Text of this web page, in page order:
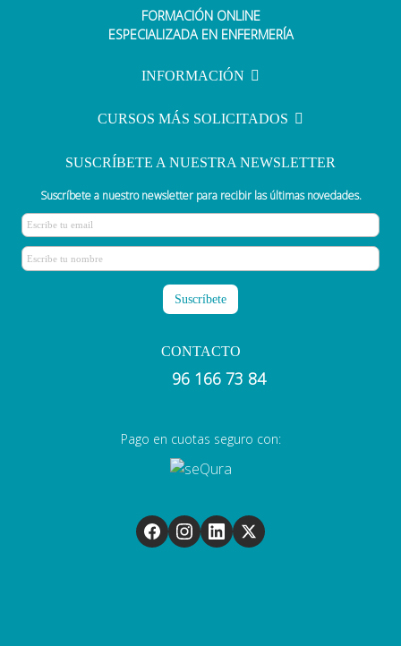
Claves para preparar con éxito tu
FORMACIÓN ONLINE
ESPECIALIZADA EN ENFERMERÍA
INFORMACIÓN
CURSOS MÁS SOLICITADOS
SUSCRÍBETE A NUESTRA NEWSLETTER
Suscríbete a nuestro newsletter para recibir las últimas novedades.
CONTACTO
96 166 73 84
Pago en cuotas seguro con: